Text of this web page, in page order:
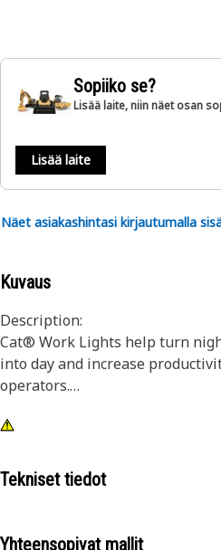
Sopiiko se?
Lisää laite, niin näet osan
Lisää laite
Näet asiakashintasi kirjautumalla
Kuvaus
Description:
Cat® Work Lights help turn
into day and increase
operators.
Attributes:
vibration levels of both large
2)Cat Lights are adaptable to
Tekniset tiedot
Yhteensopivat mallit